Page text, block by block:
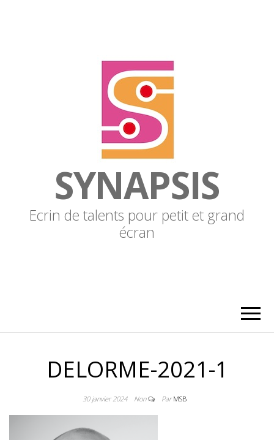
SYNAPSIS
Ecrin de talents pour petit et grand
écran
DELORME-2021-1
30 janvier 2024 Non ParMSB